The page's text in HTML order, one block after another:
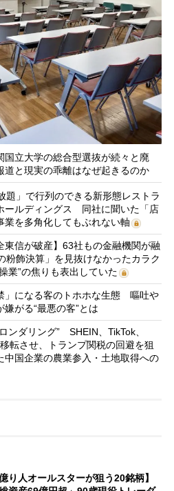
国立大学の総合型選抜が続々と廃
と現実の乖離はなぜ起きるのか
題」で行列のできる新形態レストラ
ールディングス 同社に聞いた「店
業を多角化してもぶれない軸
東信が破産】63社もの金融機関が融
粉飾決算」を見抜けなかったカラク
業”の焦りも表出していた
」になる客のトホホな生態 嘔吐や
がる“最悪の客”とは
ンダリング” SHEIN、TikTok、
転させ、トランプ関税の回避を狙
国企業の農業参入・土地取得への
億り人オールスターが狙う20銘柄】